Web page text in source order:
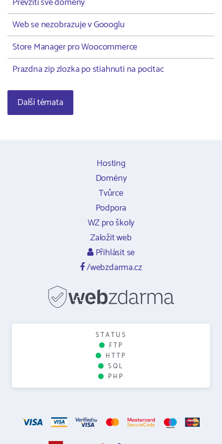
Web se nezobrazuje v Goooglu
Store Manager pro Woocommerce
Prazdna zip zlozka po stiahnuti na pocitac
Další témata
Hosting
Domény
Tvůrce
Podpora
WZ pro školy
Založit web
Přihlásit se
/webzdarma.cz
STATUS
FTP
HTTP
SQL
PHP